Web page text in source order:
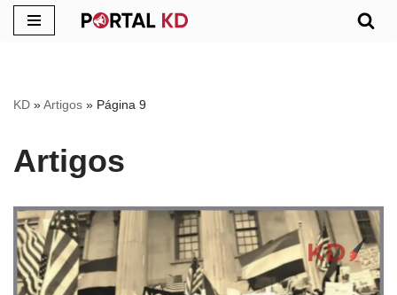
conteúdo
KD »Artigos » Página 9
Artigos